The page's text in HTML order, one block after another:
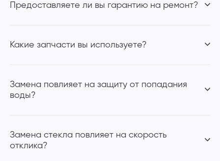
Предоставляете ли вы гарантию на ремонт?
Какие запчасти вы используете?
Замена повлияет на защиту от попадания
воды?
Замена стекла повлияет на скорость
отклика?